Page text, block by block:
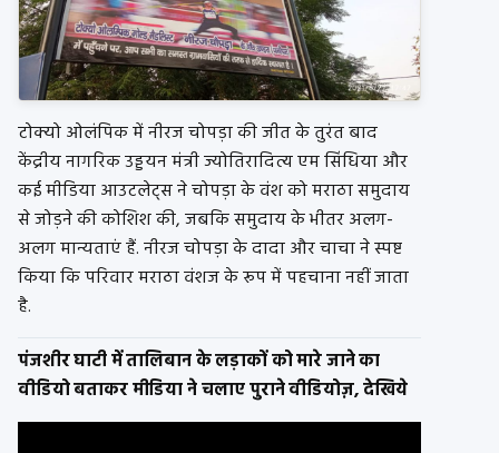
टोक्यो ओलंपिक में नीरज चोपड़ा की जीत के तुरंत बाद
केंद्रीय नागरिक उड्डयन मंत्री ज्योतिरादित्य एम सिंधिया और
कई मीडिया आउटलेट्स ने चोपड़ा के वंश को मराठा समुदाय
से जोड़ने की कोशिश की, जबकि समुदाय के भीतर अलग-
अलग मान्यताएं हैं. नीरज चोपड़ा के दादा और चाचा ने स्पष्ट
किया कि परिवार मराठा वंशज के रूप में पहचाना नहीं जाता
है.
पंजशीर घाटी में तालिबान के लड़ाकों को मारे जाने का
वीडियो बताकर मीडिया ने चलाए पुराने वीडियोज़, देखिये